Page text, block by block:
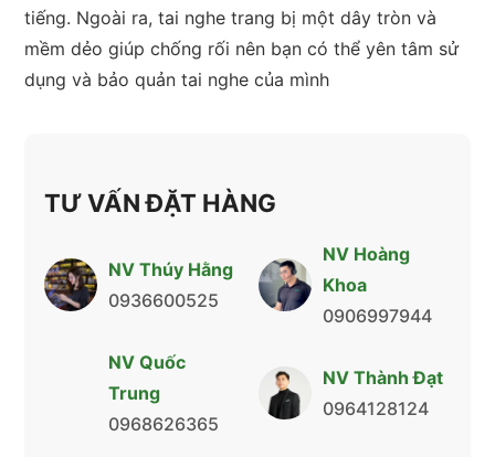
tiếng. Ngoài ra, tai nghe trang bị một dây tròn và
mềm dẻo giúp chống rối nên bạn có thể yên tâm sử
dụng và bảo quản tai nghe của mình
TƯ VẤN ĐẶT HÀNG
NV Thúy Hằng
0936600525
NV Hoàng
Khoa
0906997944
NV Quốc
Trung
0968626365
NV Thành Đạt
0964128124